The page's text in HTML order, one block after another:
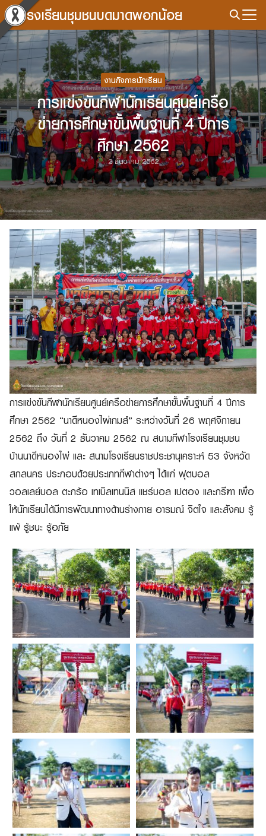
Skip
to
content
โรงเรียนชุมชนบดมาดพอกน้อย
Search
for:
งานกิจการนักเรียน
การแข่งขันกีฬานักเรียนศูนย์เครือ
ข่ายการศึกษาขั้นพื้นฐานที่ 4 ปีการ
ศึกษา 2562
2 ธันวาคม 2562
การแข่งขันกีฬานักเรียนศูนย์เครือข่ายการศึกษาขั้นพื้นฐานที่ 4 ปีการ
ศึกษา 2562 “นาดีหนองไผ่เกมส์” ระหว่างวันที่ 26 พฤศจิกายน
2562 ถึง วันที่ 2 ธันวาคม 2562 ณ สนามกีฬาโรงเรียนชุมชน
บ้านนาดีหนองไผ่ และ สนามโรงเรียนราชประชานุเคราะห์ 53 จังหวัด
สกลนคร ประกอบด้วยประเภทกีฬาต่างๆ ได้แก่ ฟุตบอล
วอลเลย์บอล ตะกร้อ เทเบิลเทนนิส แชร์บอล เปตอง และกรีฑา เพื่อ
ให้นักเรียนได้มีการพัฒนาทางด้านร่างกาย อารมณ์ จิตใจ และสังคม รู้
แพ้ รู้ชนะ รู้อภัย